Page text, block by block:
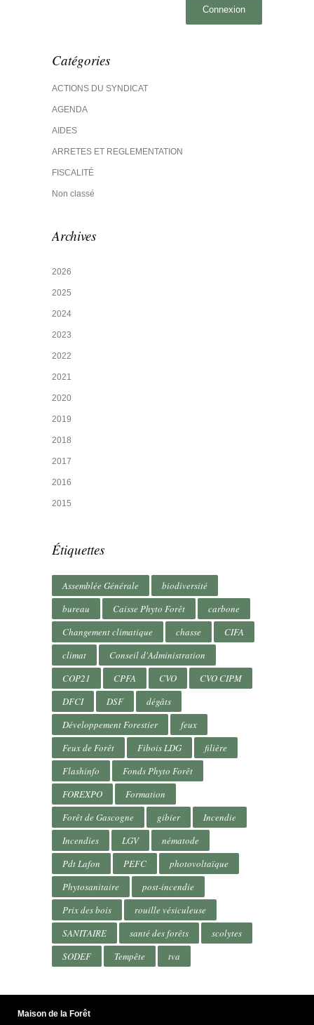
Catégories
ACTIONS DU SYNDICAT
AGENDA
AIDES
ARRETES ET REGLEMENTATION
FISCALITÉ
Non classé
Archives
2026
2025
2024
2023
2022
2021
2020
2019
2018
2017
2016
2015
Étiquettes
Assemblée Générale
biodiversité
bureau
Caisse Phyto Forêt
carbone
Changement climatique
chasse
CIFA
climat
Conseil d'Administration
COP21
CPFA CVO
CVO CIPM
DFCI
DSF
dégâts
Développement Forestier
feux
Feux de Forêt
Fibois LDG
filière
Flashinfo
Fonds Phyto Forêt
FOREXPO
Formation
Forêt de Gascogne
gibier
Incendie
Incendies
LGV
nématode
Pdt Lafon
PEFC
photovoltaïque
Phytosanitaire
post-incendie
Prix des bois
rouille vésiculeuse
SANITAIRE
santé des forêts
scolytes
SODEF
Tempête tva
Maison de la Forêt